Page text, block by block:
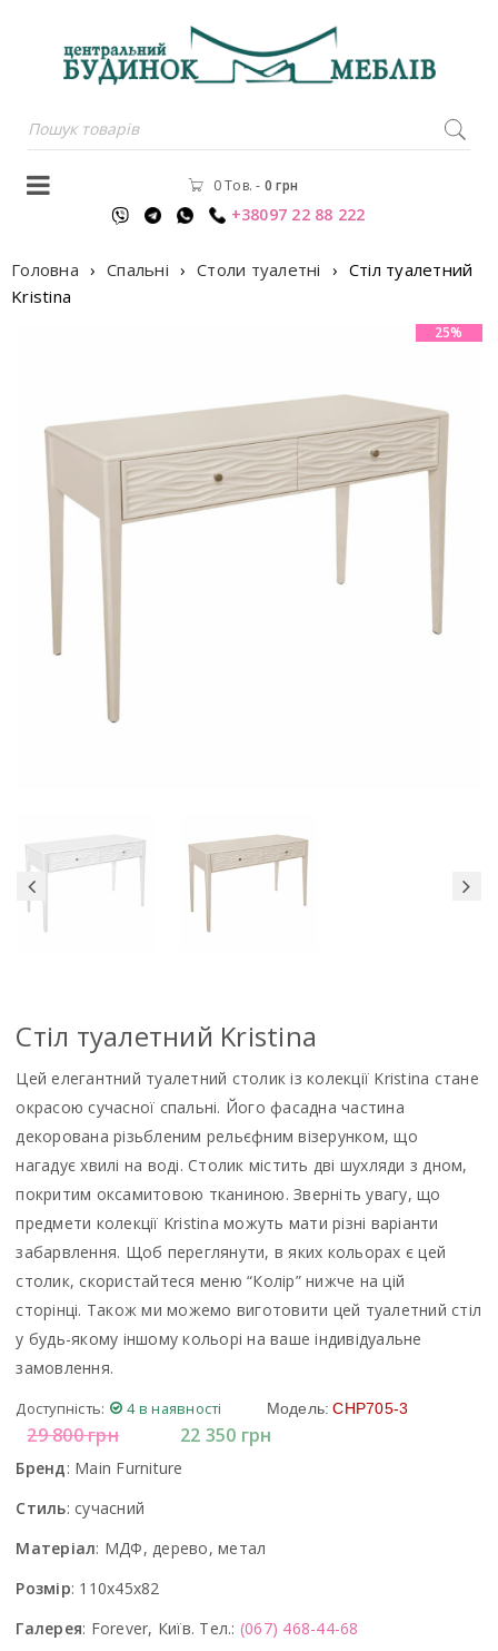
0 Тов. - 0грн
+38097 22 88 222
Головна › Спальні › Столи туалетні › Стiл туалетний
Kristina
25%
Стiл туалетний Kristina
Цей елегантний туалетний столик із колекції Kristina стане
окрасою сучасної спальні. Його фасадна частина
декорована різьбленим рельєфним візерунком, що
нагадує хвилі на воді. Столик містить дві шухляди з дном,
покритим оксамитовою тканиною. Зверніть увагу, що
предмети колекції Kristina можуть мати різні варіанти
забарвлення. Щоб переглянути, в яких кольорах є цей
столик, скористайтеся меню “Колір” нижче на цій
сторінці. Також ми можемо виготовити цей туалетний стіл
у будь-якому іншому кольорі на ваше індивідуальне
замовлення.
Доступність: 4 в наявності Модель: CHP705-3
29 800грн 22 350 грн
Бренд: Main Furniture
Стиль: сучасний
Матеріал: МДФ, дерево, метал
Розмір: 110x45x82
Галерея: Forever, Київ. Тел.: (067) 468-44-68